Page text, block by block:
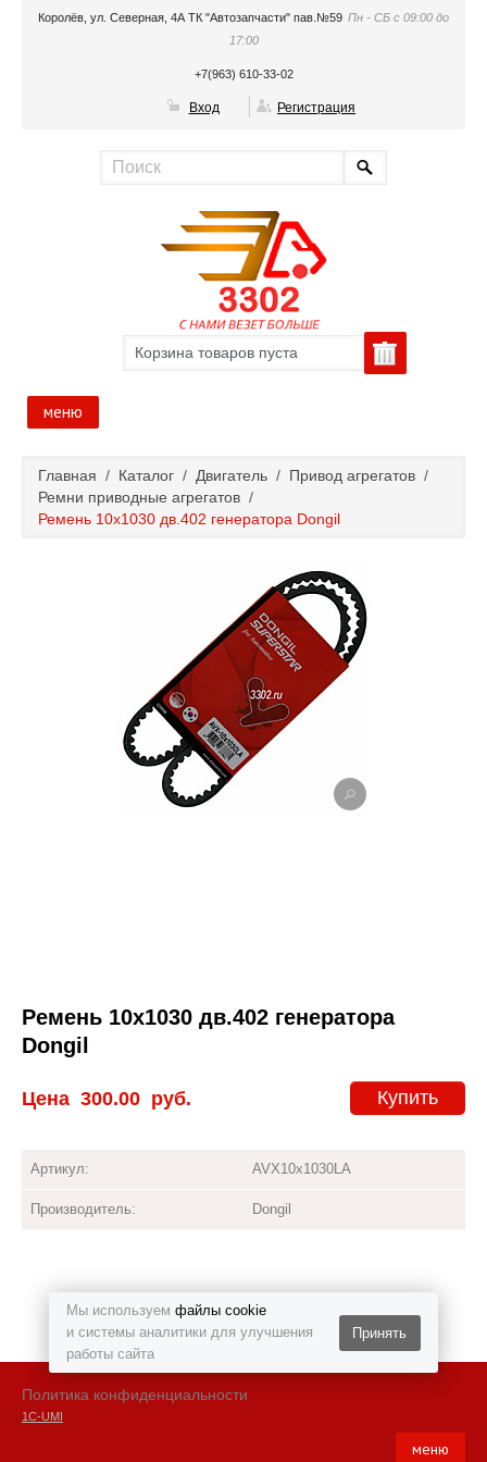
Мы используем файлы cookie
и системы аналитики для улучшения
работы сайта
Принять
Королёв, ул. Северная, 4А ТК "Автозапчасти" пав.№59 Пн - СБ с 09:00 до
17:00
+7(963) 610-33-02
Вход Регистрация
Корзина товаров пуста
меню
Каталог
Главная / Каталог / Двигатель / Привод агрегатов /
Ремни приводные агрегатов /
Ремень 10x1030 дв.402 генератора Dongil
Ремень 10x1030 дв.402 генератора
Dongil
Купить
Цена 300.00 руб.
Артикул: AVX10x1030LA
Производитель: Dongil
Политика конфиденциальности
1С-UMI
меню